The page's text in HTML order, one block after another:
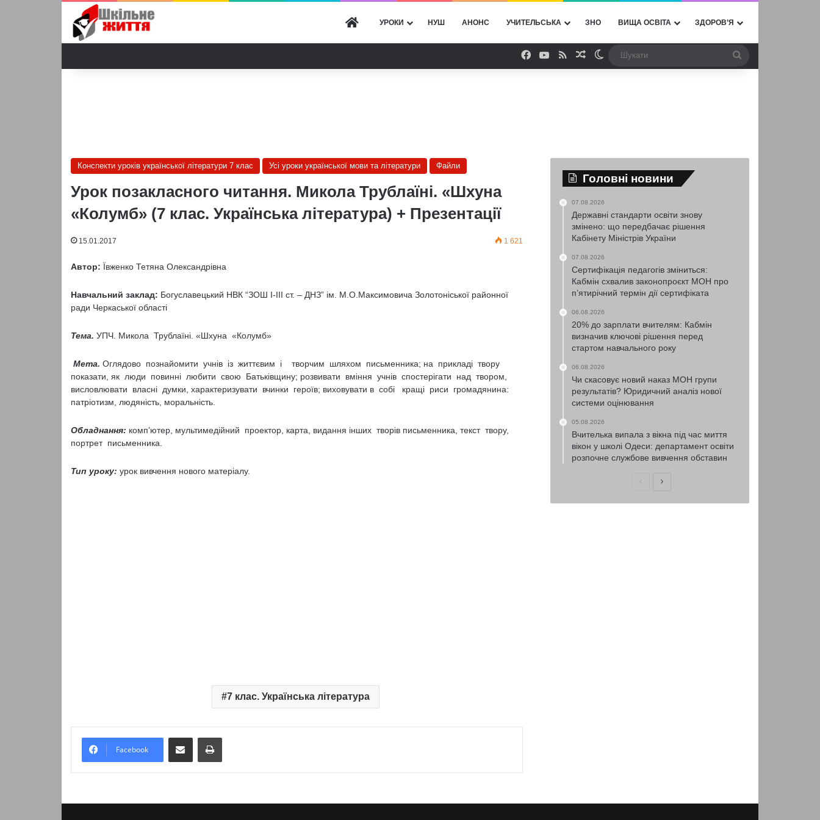
ГОЛОВНА
УРОКИ НУШ АНОНС УЧИТЕЛЬСЬКА ЗНО ВИЩА ОСВІТА ЗДОРОВ’Я
Facebook
YouTube
RSSВипадкова стаття
Switch skin
Конспекти уроків української літератури 7 клас Усі уроки української мови та літератури Файли
Урок позакласного читання. Микола Трублаїні. «Шхуна
«Колумб» (7 клас. Українська література) + Презентації
15.01.2017 1 621
Автор: Ївженко Тетяна Олександрівна
Навчальний заклад: Богуславецький НВК “ЗОШ І-ІІІ ст. – ДНЗ” ім. М.О.Максимовича Золотоніської районної
ради Черкаської області
Тема. УПЧ. Микола Трублаїні. «Шхуна «Колумб»
Мета. Оглядово познайомити учнів із життєвим і творчим шляхом письменника; на прикладі твору
показати, як люди повинні любити свою Батьківщину; розвивати вміння учнів спостерігати над твором,
висловлювати власні думки, характеризувати вчинки героїв; виховувати в собі кращі риси громадянина:
патріотизм, людяність, моральність.
Обладнання: комп’ютер, мультимедійний проектор, карта, видання інших творів письменника, текст твору,
портрет письменника.
Тип уроку: урок вивчення нового матеріалу.
7 клас. Українська література
Facebook
Надіслати електронною поштоюНадрукувати
Головні новини
07.08.2026
Державні стандарти освіти знову
змінено: що передбачає рішення
Кабінету Міністрів України
07.08.2026
Сертифікація педагогів зміниться:
Кабмін схвалив законопроєкт МОН про
п’ятирічний термін дії сертифіката
06.08.2026
20% до зарплати вчителям: Кабмін
визначив ключові рішення перед
стартом навчального року
06.08.2026
Чи скасовує новий наказ МОН групи
результатів? Юридичний аналіз нової
системи оцінювання
05.08.2026
Вчителька випала з вікна під час миття
вікон у школі Одеси: департамент освіти
розпочне службове вивчення обставин
ПопередняНаступна